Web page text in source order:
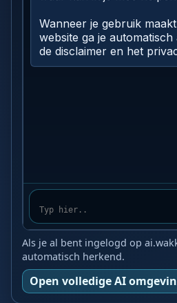
Als je al bent ingelogd op
automatisch herkend.
Open volledige AI